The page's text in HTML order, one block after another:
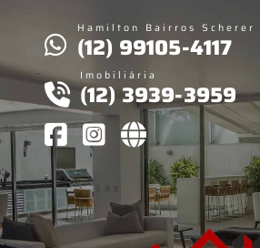
Hamilton Bairros Scherer
(12) 99105-4117
Imobiliária
(12) 3939-3959